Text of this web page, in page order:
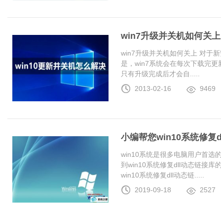
win7升级并关机如何关上
win7升级并关机如何关上 对于
是，win7系统会在每次下载完
只有升级完成后才会自.....
2013-02-16
9469
小编帮您win10系统修复
win10系统是很多电脑用户首选
到win10系统修复dll动态链接库
win10系统修复dll动态链.....
2019-09-18
2527